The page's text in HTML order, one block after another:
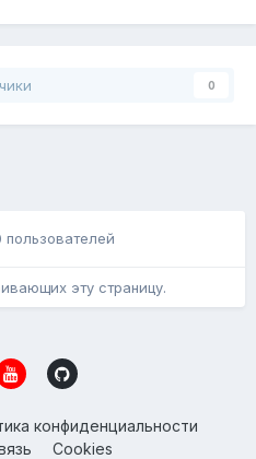
0
пользователей
эту страницу.
конфиденциальности
Cookies